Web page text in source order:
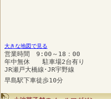
大きな地図で見る
営業時間 9:00～18：00
年中無休 駐車場2台有り
JR瀬戸大橋線･JR宇野線
早島駅下車徒歩10分